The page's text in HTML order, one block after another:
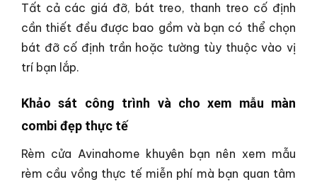
Tất cả các giá đỡ, bát treo, thanh treo cố định
cần thiết đều được bao gồm và bạn có thể chọn
bát đỡ cố định trần hoặc tường tùy thuộc vào vị
trí bạn lắp.
Khảo sát công trình và cho xem mẫu màn
combi đẹp thực tế
Rèm cửa Avinahome khuyên bạn nên xem mẫu
rèm cầu vồng thực tế miễn phí mà bạn quan tâm